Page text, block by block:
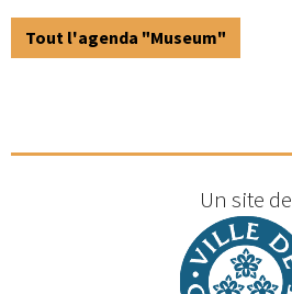
Tout l'agenda "Museum"
Un site de